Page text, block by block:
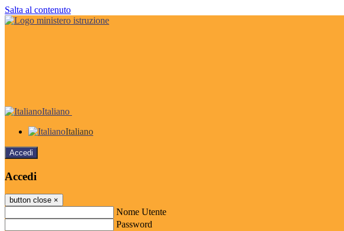
Salta al contenuto
Italiano
Italiano
Accedi
Accedi
button close ×
Nome Utente
Password